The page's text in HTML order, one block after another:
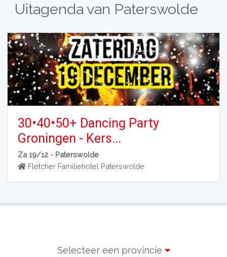
Uitagenda van Paterswolde
30•40•50+ Dancing Party
Groningen - Kers...
Za 19/12 - Paterswolde
Fletcher Familiehotel Paterswolde
Selecteer een provincie